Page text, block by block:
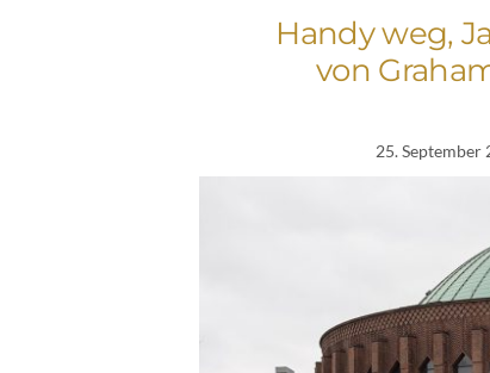
Handy weg,
von
25. September